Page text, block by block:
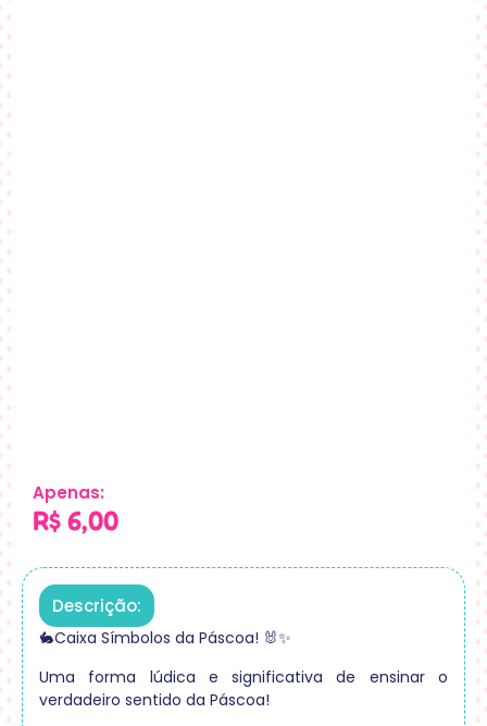
Apenas:
R$ 6,00
Descrição:
🐇Caixa Símbolos da Páscoa! 🐰✨
Uma forma lúdica e significativa de ensinar o
verdadeiro sentido da Páscoa!